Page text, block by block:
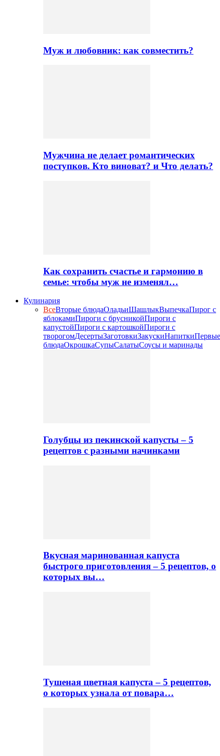
Муж и любовник: как совместить?
Мужчина не делает романтических
поступков. Кто виноват? и Что делать?
Как сохранить счастье и гармонию в
семье: чтобы муж не изменял…
Кулинария
ВсеВторые блюдаОладьиШашлыкВыпечкаПирог с
яблокамиПироги с брусникойПироги с
капустойПироги с картошкойПироги с
творогомДесертыЗаготовкиЗакускиНапиткиПервые
блюдаОкрошкаСупыСалатыСоусы и маринады
Голубцы из пекинской капусты – 5
рецептов с разными начинками
Вкусная маринованная капуста
быстрого приготовления – 5 рецептов, о
которых вы…
Тушеная цветная капуста – 5 рецептов,
о которых узнала от повара…